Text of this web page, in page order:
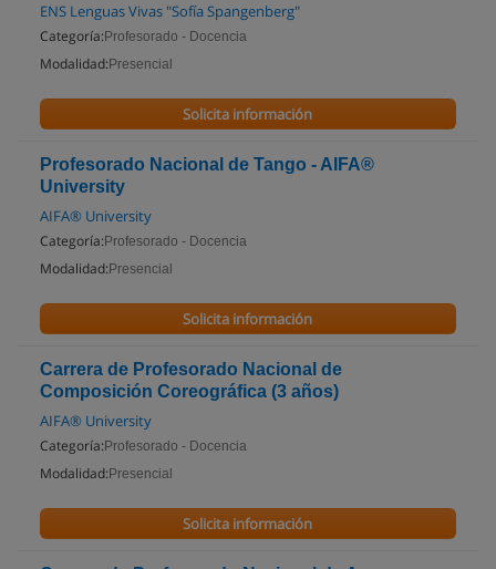
ENS Lenguas Vivas "Sofía Spangenberg"
Categoría: Profesorado - Docencia
Modalidad: Presencial
Solicita información
Profesorado Nacional de Tango - AIFA®
University
AIFA® University
Categoría: Profesorado - Docencia
Modalidad: Presencial
Solicita información
Carrera de Profesorado Nacional de
Composición Coreográfica (3 años)
AIFA® University
Categoría: Profesorado - Docencia
Modalidad: Presencial
Solicita información